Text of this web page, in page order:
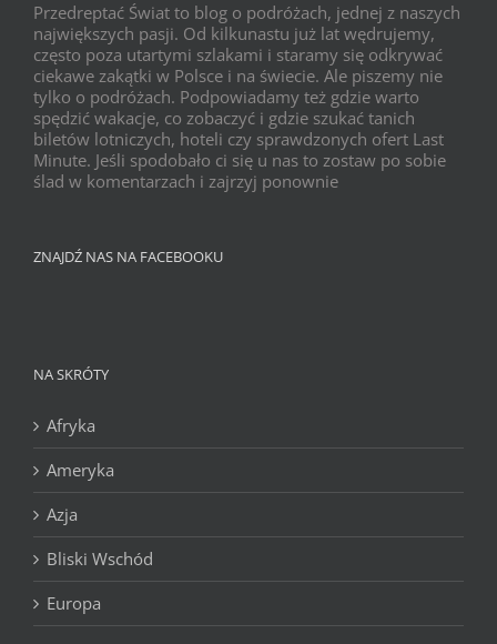
Przedreptać Świat to blog o podróżach, jednej z naszych
największych pasji. Od kilkunastu już lat wędrujemy,
często poza utartymi szlakami i staramy się odkrywać
ciekawe zakątki w Polsce i na świecie. Ale piszemy nie
tylko o podróżach. Podpowiadamy też gdzie warto
spędzić wakacje, co zobaczyć i gdzie szukać tanich
biletów lotniczych, hoteli czy sprawdzonych ofert Last
Minute. Jeśli spodobało ci się u nas to zostaw po sobie
ślad w komentarzach i zajrzyj ponownie
ZNAJDŹ NAS NA FACEBOOKU
NA SKRÓTY
Afryka
Ameryka
Azja
Bliski Wschód
Europa